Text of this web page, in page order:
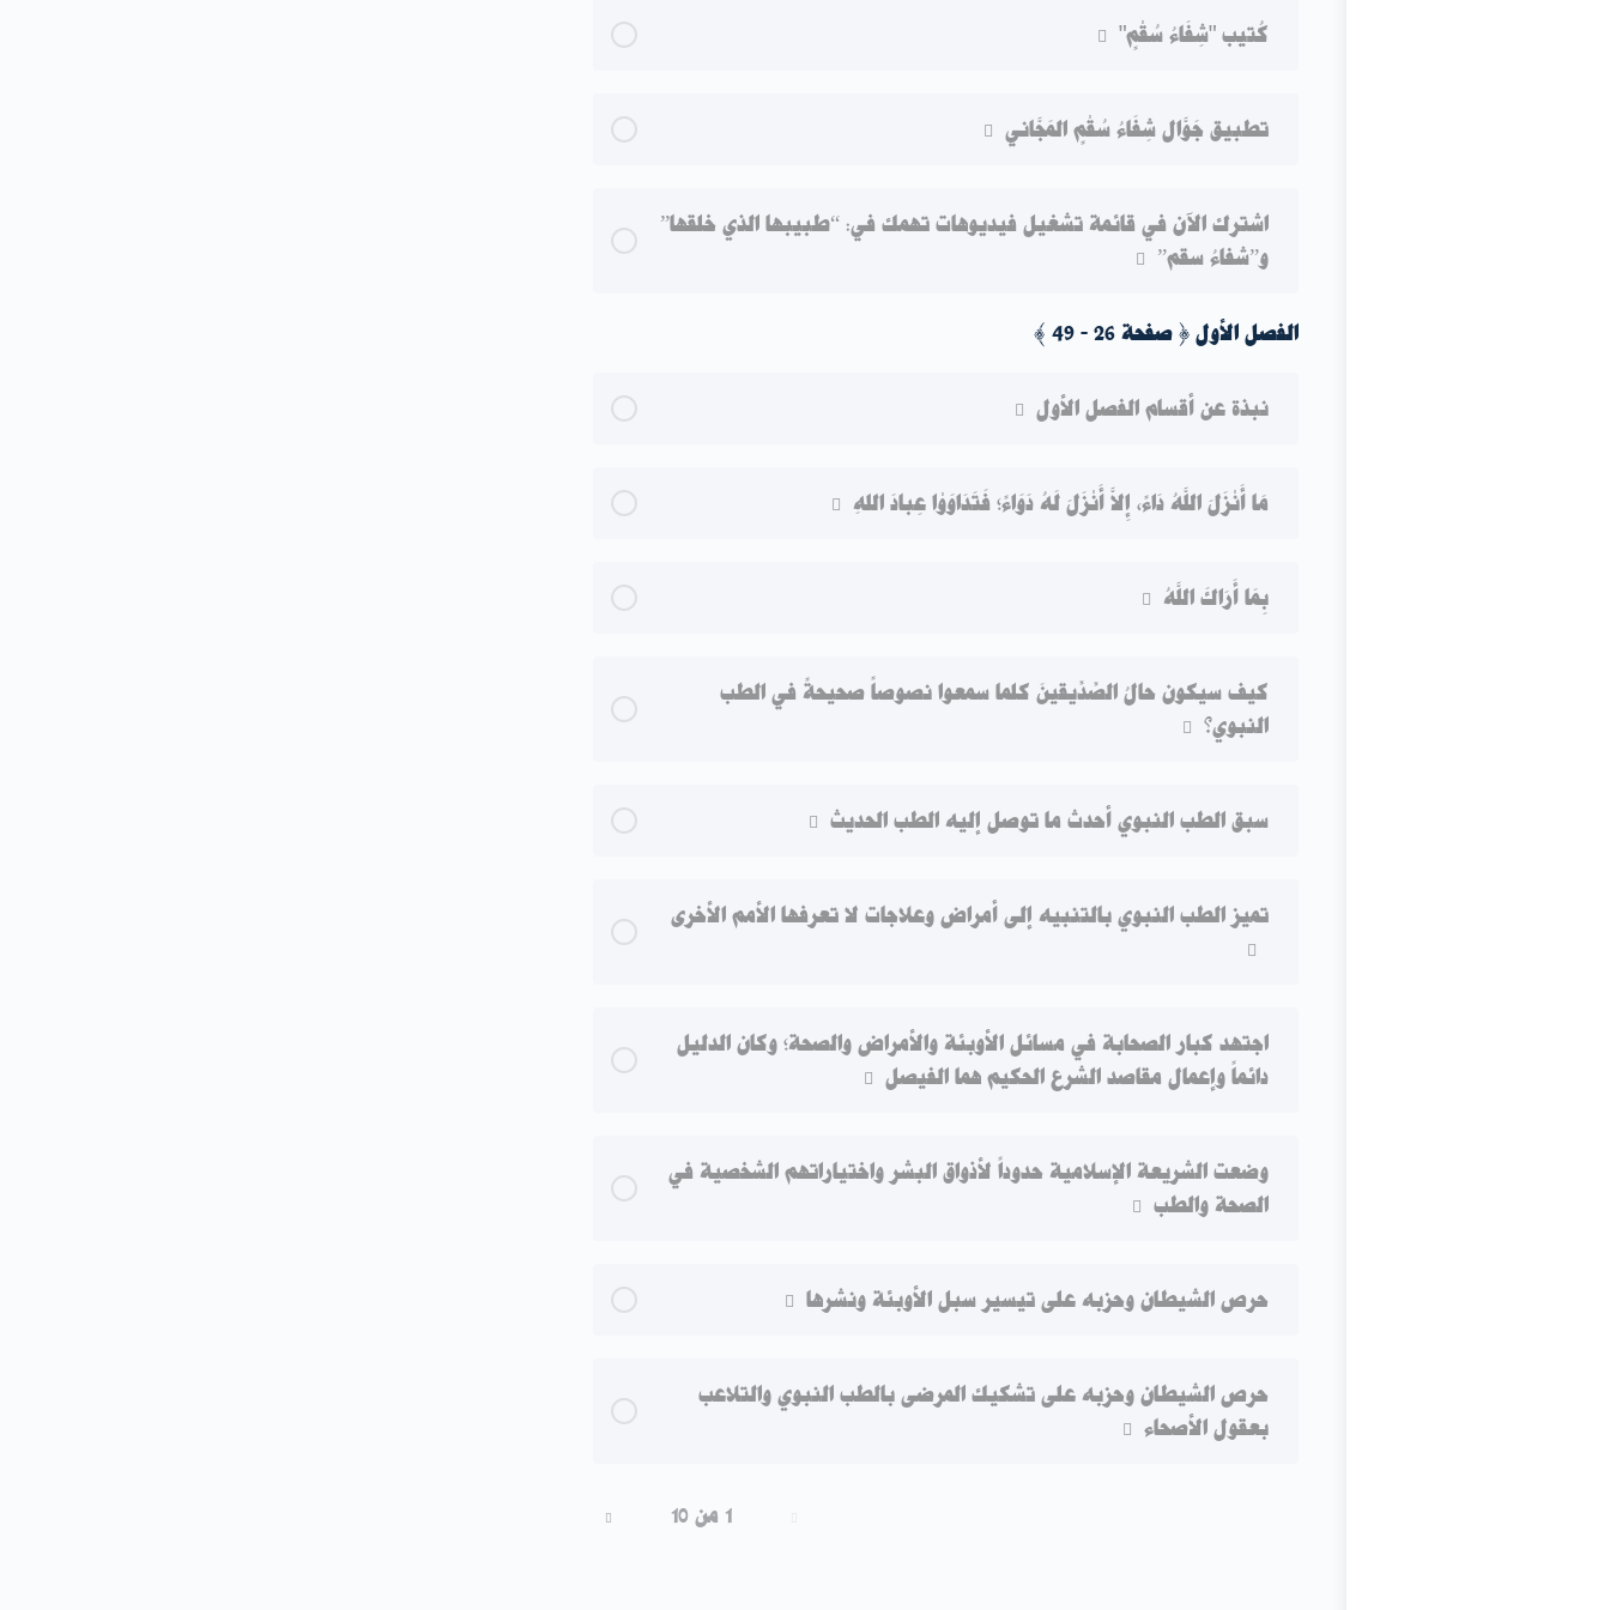
نشاط 3
كُتيب "شِفَاءُ سُقْمٍ"
تطبيق جَوَّال شِفَاءُ سُقْمٍ المَجَّاني
اشترك الآن في قائمة تشغيل فيديوهات تهمك في: “طبيبها الذي خلقها”
و”شفاءُ سقم”
الفصل الأول { صفحة 26 - 49 }
نبذة عن أقسام الفصل الأول
مَا أَنْزَلَ اللَّهُ دَاءً، إِلاَّ أَنْزَلَ لَهُ دَوَاءً؛ فَتَدَاوَوْا عِبادَ اللهِ
بِمَا أَرَاكَ اللَّهُ
كيف سيكون حالُ الصِّدِّيقينَ كلما سمعوا نصوصاً صحيحةً في الطب
النبوي؟
سبق الطب النبوي أحدث ما توصل إليه الطب الحديث
تميز الطب النبوي بالتنبيه إلى أمراض وعلاجات لا تعرفها الأمم الأخرى
اجتهد كبار الصحابة في مسائل الأوبئة والأمراض والصحة؛ وكان الدليل
دائماً وإعمال مقاصد الشرع الحكيم هما الفيصل
وضعت الشريعة الإسلامية حدوداً لأذواق البشر واختياراتهم الشخصية في
الصحة والطب
حرص الشيطان وحزبه على تيسير سبل الأوبئة ونشرها
حرص الشيطان وحزبه على تشكيك المرضى بالطب النبوي والتلاعب
بعقول الأصحاء
1 من 10